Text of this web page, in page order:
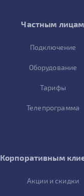
Частным лицам
Подключение
Оборудование
Тарифы
Телепрограмма
Корпоративным
Акции и скидки